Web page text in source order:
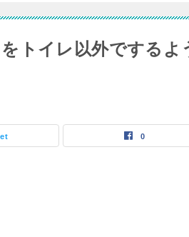
トイレ以外でするよ
0